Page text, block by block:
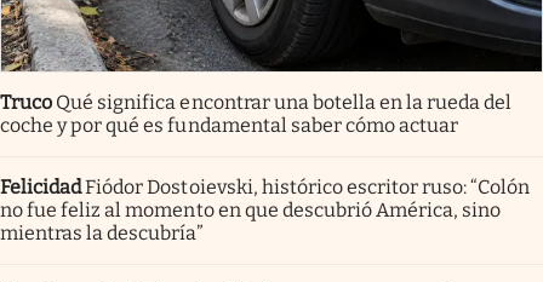
Truco Qué significa encontrar una botella en la rueda del
coche y por qué es fundamental saber cómo actuar
FelicidadFiódor Dostoievski, histórico escritor ruso: “Colón
no fue feliz al momento en que descubrió América, sino
mientras la descubría”